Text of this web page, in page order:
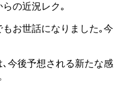
の近況レク｡
お世話になりました｡今
今後予想される新たな感